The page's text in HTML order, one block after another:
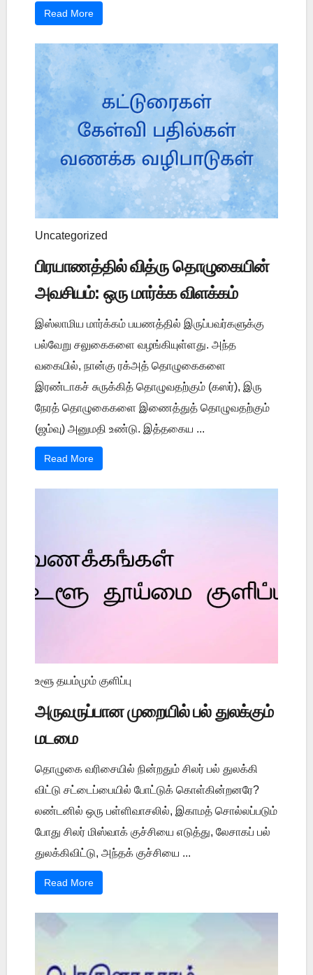
Read More
Uncategorized
பிரயாணத்தில் வித்ரு தொழுகையின்
அவசியம்: ஒரு மார்க்க விளக்கம்
இஸ்லாமிய மார்க்கம் பயணத்தில் இருப்பவர்களுக்கு
பல்வேறு சலுகைகளை வழங்கியுள்ளது. அந்த
வகையில், நான்கு ரக்அத் தொழுகைகளை
இரண்டாகச் சுருக்கித் தொழுவதற்கும் (கஸர்), இரு
நேரத் தொழுகைகளை இணைத்துத் தொழுவதற்கும்
(ஜம்வு) அனுமதி உண்டு. இத்தகைய ...
Read More
உளூ தயம்மும் குளிப்பு
அருவருப்பான முறையில் பல் துலக்கும்
மடமை
தொழுகை வரிசையில் நின்றதும் சிலர் பல் துலக்கி
விட்டு சட்டைப்பையில் போட்டுக் கொள்கின்றனரே?
லண்டனில் ஒரு பள்ளிவாசலில், இகாமத் சொல்லப்படும்
போது சிலர் மிஸ்வாக் குச்சியை எடுத்து, லேசாகப் பல்
துலக்கிவிட்டு, அந்தக் குச்சியை ...
Read More